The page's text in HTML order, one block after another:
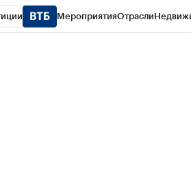
МероприятияОтрасли